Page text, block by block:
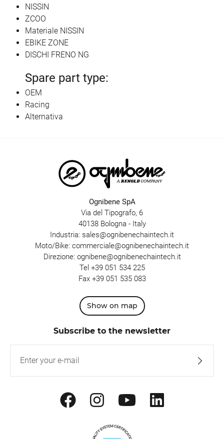
NISSIN
ZCOO
Materiale NISSIN
EBIKE ZONE
DISCHI FRENO NG
Spare part type:
OEM
Racing
Alternativa
Ognibene SpA
Via del Tipografo, 6
40138 Bologna - Italy
Industria: sales@ognibenechaintech.it
Moto/Bike: commerciale@ognibenechaintech.it
Direzione: ognibene@ognibenechaintech.it
Tel +39 051 534 225
Fax +39 051 535 083
Show on map
Subscribe to the newsletter